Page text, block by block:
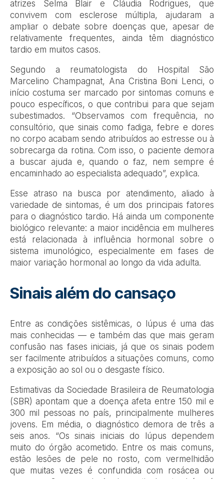
atrizes Selma Blair e Cláudia Rodrigues, que
convivem com esclerose múltipla, ajudaram a
ampliar o debate sobre doenças que, apesar de
relativamente frequentes, ainda têm diagnóstico
tardio em muitos casos.
Segundo a reumatologista do Hospital São
Marcelino Champagnat, Ana Cristina Boni Lenci, o
início costuma ser marcado por sintomas comuns e
pouco específicos, o que contribui para que sejam
subestimados. “Observamos com frequência, no
consultório, que sinais como fadiga, febre e dores
no corpo acabam sendo atribuídos ao estresse ou à
sobrecarga da rotina. Com isso, o paciente demora
a buscar ajuda e, quando o faz, nem sempre é
encaminhado ao especialista adequado”, explica.
Esse atraso na busca por atendimento, aliado à
variedade de sintomas, é um dos principais fatores
para o diagnóstico tardio. Há ainda um componente
biológico relevante: a maior incidência em mulheres
está relacionada à influência hormonal sobre o
sistema imunológico, especialmente em fases de
maior variação hormonal ao longo da vida adulta.
Sinais além do cansaço
Entre as condições sistêmicas, o lúpus é uma das
mais conhecidas — e também das que mais geram
confusão nas fases iniciais, já que os sinais podem
ser facilmente atribuídos a situações comuns, como
a exposição ao sol ou o desgaste físico.
Estimativas da Sociedade Brasileira de Reumatologia
(SBR) apontam que a doença afeta entre 150 mil e
300 mil pessoas no país, principalmente mulheres
jovens. Em média, o diagnóstico demora de três a
seis anos. “Os sinais iniciais do lúpus dependem
muito do órgão acometido. Entre os mais comuns,
estão lesões de pele no rosto, com vermelhidão
que muitas vezes é confundida com rosácea ou